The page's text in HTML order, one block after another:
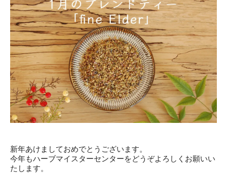
新年あけましておめでとうございます。
今年もハーブマイスターセンターをどうぞよろしくお願いい
たします。